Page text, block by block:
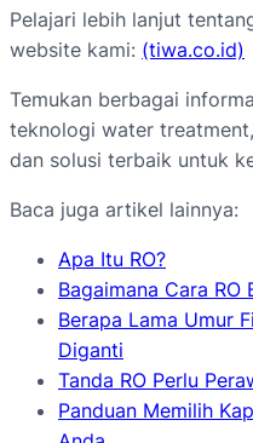
Pelajari lebih lanjut
website kami: (tiwa.co.id)
Temukan berbagai
teknologi water
dan solusi terbaik untuk
Baca juga artikel lainnya:
Apa Itu RO?
Bagaimana Cara RO
Berapa Lama Umur
Diganti
Tanda RO Perlu
Panduan Memilih